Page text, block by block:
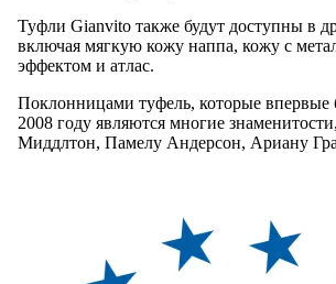
Туфли Gianvito также будут доступны в
включая мягкую кожу наппа, кожу с
эффектом и атлас.
Поклонницами туфель, которые
2008 году являются многие
Миддлтон, Памелу Андерсон, Ариану